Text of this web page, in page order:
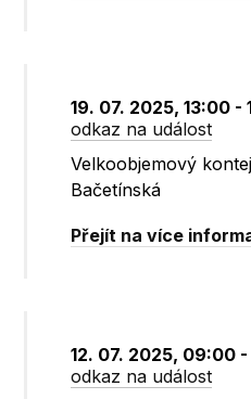
19. 07. 2025, 13:00 -
odkaz na událost
Velkoobjemový
Bačetínská
Přejít na více
12. 07. 2025, 09:00 -
odkaz na událost